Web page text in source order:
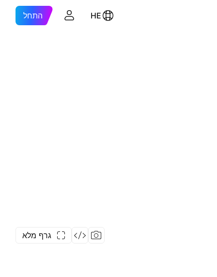
HE התחל
גרף מלא